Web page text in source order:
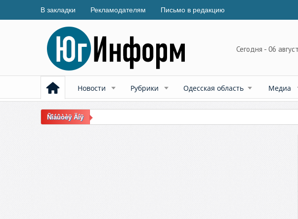
В закладки Рекламодателям Письмо в редакцию
Сегодня - 06
Новости Рубрики Одесская область Медиа
Ñîáûòèÿ Äíÿ